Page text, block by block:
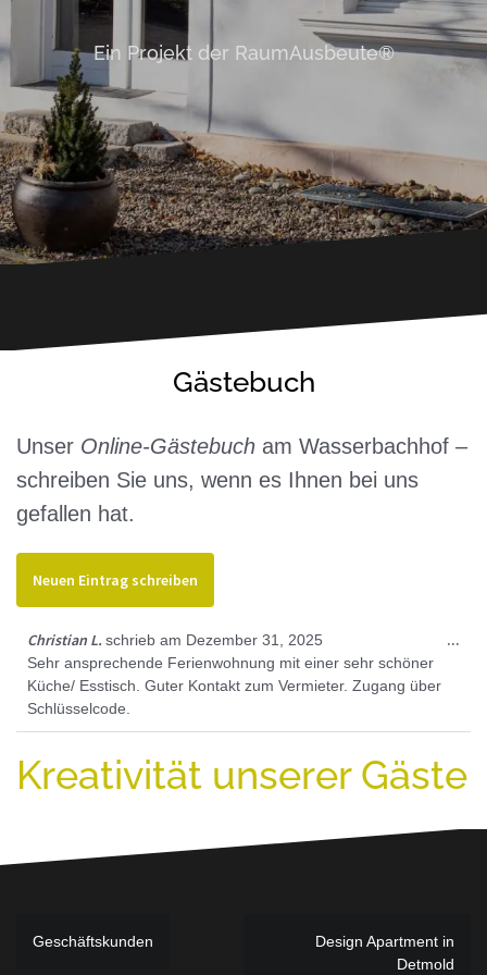
Ein Projekt der RaumAusbeute®
Gästebuch
Unser Online-Gästebuch am Wasserbachhof –
schreiben Sie uns, wenn es Ihnen bei uns
gefallen hat.
Christian L.schrieb am Dezember 31, 2025
Sehr ansprechende Ferienwohnung mit einer sehr schöner
Küche/ Esstisch. Guter Kontakt zum Vermieter. Zugang über
Schlüsselcode.
...
Kreativität unserer Gäste
Beitragsnavigation
Geschäftskunden
Design Apartment in
Detmold